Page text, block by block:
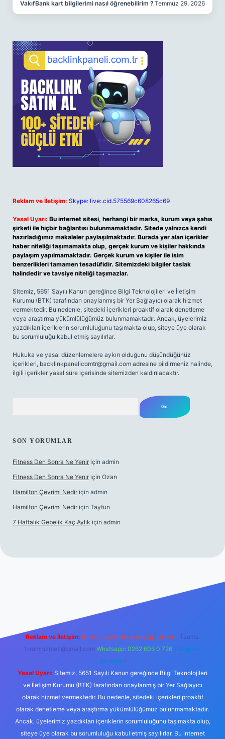
VakıfBank kart bilgilerimi nasıl öğrenebilirim ? Temmuz 29, 2026
Reklam ve İletişim: Skype: live:.cid.575569c608265c69
Yasal Uyarı: Bu internet sitesi, herhangi bir marka, kurum veya şahıs
şirketi ile hiçbir bağlantısı bulunmamaktadır. Sitede yalnızca kendi
hazırladığımız makaleler paylaşılmaktadır. Burada yer alan içerikler
haber niteliği taşımamakta olup, gerçek kurum ve kişiler hakkında
paylaşım yapılmamaktadır. Gerçek kurum ve kişiler ile isim
benzerlikleri tamamen tesadüfidir. Sitemizdeki bilgiler taslak
halindedir ve tavsiye niteliği taşımazlar.
Sitemiz, 5651 Sayılı Kanun gereğince Bilgi Teknolojileri ve İletişim
Kurumu (BTK) tarafından onaylanmış bir Yer Sağlayıcı olarak hizmet
vermektedir. Bu nedenle, sitedeki içerikleri proaktif olarak denetleme
veya araştırma yükümlülüğümüz bulunmamaktadır. Ancak, üyelerimiz
yazdıkları içeriklerin sorumluluğunu taşımakta olup, siteye üye olarak
bu sorumluluğu kabul etmiş sayılırlar.
Hukuka ve yasal düzenlemelere aykırı olduğunu düşündüğünüz
içerikleri, backlinkpanelicomtr@gmail.com adresine bildirmeniz halinde,
ilgili içerikler yasal süre içerisinde sitemizden kaldırılacaktır.
SON YORUMLAR
Fitness Den Sonra Ne Yenir için admin
Fitness Den Sonra Ne Yenir için Ozan
Hamilton Çevrimi Nedir için admin
Hamilton Çevrimi Nedir için Tayfun
7 Haftalık Gebelik Kaç Aylık için admin
Reklam ve İletişim: E-mail: backlinkpaneli@gmail.com Teams:
forumhizmeti@gmail.com Whatsapp: 0262 606 0 726 Telegram:
@karabul
Yasal Uyarı: Sitemiz, 5651 Sayılı Kanun gereğince Bilgi Teknolojileri
ve İletişim Kurumu (BTK) tarafından onaylanmış bir Yer Sağlayıcı
olarak hizmet vermektedir. Bu nedenle, sitedeki içerikleri proaktif
olarak denetleme veya araştırma yükümlülüğümüz bulunmamaktadır.
Ancak, üyelerimiz yazdıkları içeriklerin sorumluluğunu taşımakta olup,
siteye üye olarak bu sorumluluğu kabul etmiş sayılırlar. Bu internet